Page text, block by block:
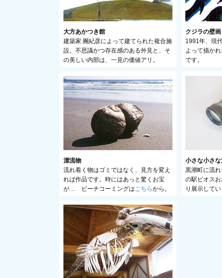
大方あかつき館
建築家 團紀彦によって建てられた複合施
設。不思議かつ存在感のある外見と、そ
の美しい内部は、一見の価値アリ。
クジラの壁画
1991年、現
よって描か
です。
漂流物
流れ着く物はゴミではなく、見方を変え
れば作品です。時にはあっと驚くお宝
が… ビーチコーミングはこちらから。
小さな小さ
黒潮町に流
の駅ビオス
り展示して